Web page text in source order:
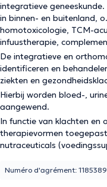
integratieve
in binnen- en buitenland,
homotoxicologie, TCM-
infuustherapie,
De integratieve en
identificeren en
ziekten en
Hierbij worden bloed-,
aangewend.
In functie van klachten en
therapievormen
nutraceuticals
Numéro d'agrément: